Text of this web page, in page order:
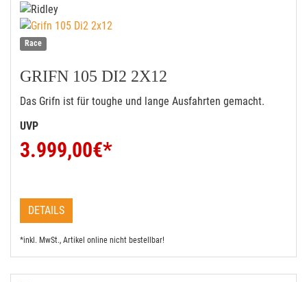
Race
GRIFN 105 DI2 2X12
Das Grifn ist für toughe und lange Ausfahrten gemacht.
UVP
3.999,00€*
DETAILS
*inkl. MwSt., Artikel online nicht bestellbar!